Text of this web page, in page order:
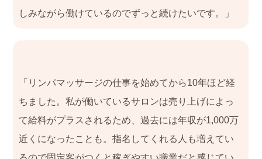
しみながら働けているのでずっと続けたいです。」
「リンパマッサージの仕事を始めてから10年ほど経
ちました。私が働いているサロンは売り上げによっ
て給料がプラスされるため、過去には年収が1,000万
近くになったことも。指名してくれる人も増えてい